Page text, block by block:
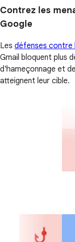
Contrez les
Google
Les défenses contre
Gmail bloquent plus
d'hameçonnage et
atteignent leur cible.